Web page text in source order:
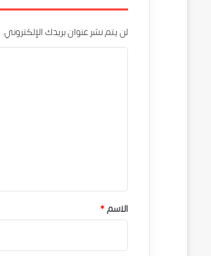
لن يتم نشر عنوان بريدك الإلكتروني.
*
الاسم*